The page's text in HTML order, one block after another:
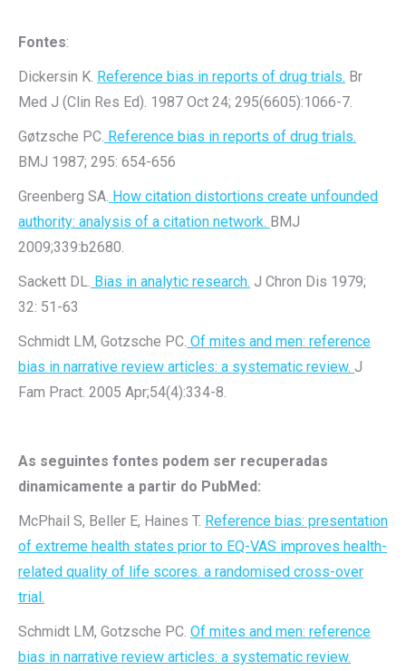
Fontes:
Dickersin K. Reference bias in reports of drug trials. Br
Med J (Clin Res Ed). 1987 Oct 24; 295(6605):1066-7.
Gøtzsche PC. Reference bias in reports of drug trials.
BMJ 1987; 295: 654-656
Greenberg SA. How citation distortions create unfounded
authority: analysis of a citation network. BMJ
2009;339:b2680.
Sackett DL. Bias in analytic research. J Chron Dis 1979;
32: 51-63
Schmidt LM, Gotzsche PC. Of mites and men: reference
bias in narrative review articles: a systematic review. J
Fam Pract. 2005 Apr;54(4):334-8.
As seguintes fontes podem ser recuperadas
dinamicamente a partir do PubMed:
McPhail S, Beller E, Haines T. Reference bias: presentation
of extreme health states prior to EQ-VAS improves health-
related quality of life scores. a randomised cross-over
trial.
Schmidt LM, Gotzsche PC. Of mites and men: reference
bias in narrative review articles: a systematic review.